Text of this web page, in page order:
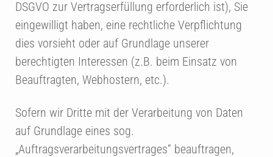
DSGVO zur Vertragserfüllung erforderlich ist), Sie
eingewilligt haben, eine rechtliche Verpflichtung
dies vorsieht oder auf Grundlage unserer
berechtigten Interessen (z.B. beim Einsatz von
Beauftragten, Webhostern, etc.).
Sofern wir Dritte mit der Verarbeitung von Daten
auf Grundlage eines sog.
„Auftragsverarbeitungsvertrages“ beauftragen,